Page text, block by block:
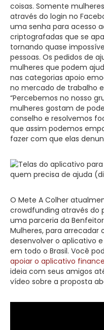
coisas. Somente
através do login no
uma senha para acesso
criptografadas que se
tornando quase
pessoas. Os pedidos de
mulheres que podem
nas categorias apoio
no mercado de trabalho
“Percebemos no nosso
mulheres gostam de
conselho e resolvemos
que assim podemos
fazer com que elas
O Mete A Colher
crowdfunding através do
uma parceria da
Mulheres, para arrecadar
desenvolver o aplicativo
em todo o Brasil. Você
apoiar o aplicativo
ideia com seus amigos
vídeo sobre a proposta